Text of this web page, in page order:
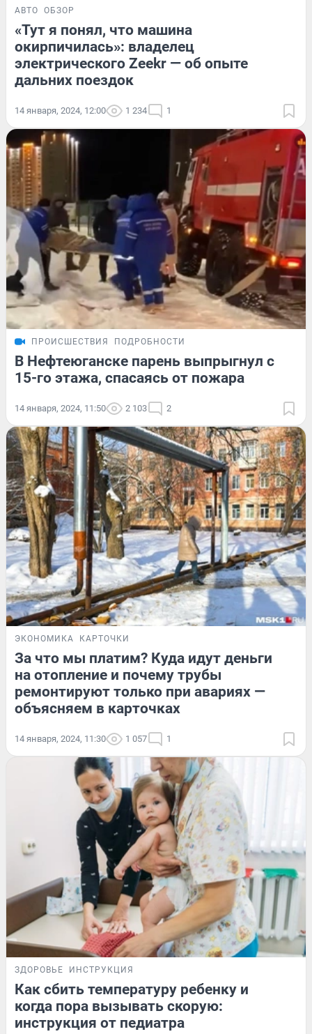
АВТО ОБЗОР
«Тут я понял, что машина
окирпичилась»: владелец
электрического Zeekr — об опыте
дальних поездок
14 января, 2024, 12:00 1 234 1
ПРОИСШЕСТВИЯ ПОДРОБНОСТИ
В Нефтеюганске парень выпрыгнул с
15-го этажа, спасаясь от пожара
14 января, 2024, 11:50 2 103 2
ЭКОНОМИКА КАРТОЧКИ
За что мы платим? Куда идут деньги
на отопление и почему трубы
ремонтируют только при авариях —
объясняем в карточках
14 января, 2024, 11:30 1 057 1
ЗДОРОВЬЕ ИНСТРУКЦИЯ
Как сбить температуру ребенку и
когда пора вызывать скорую:
инструкция от педиатра